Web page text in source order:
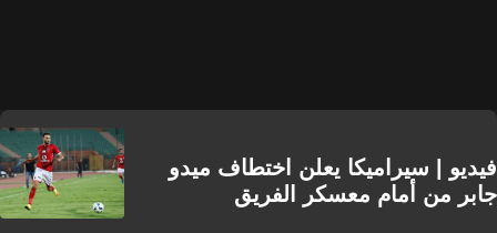
فيديو | سيراميكا يعلن اختطاف ميدو
جابر من أمام معسكر الفريق